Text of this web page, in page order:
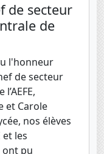
de secteur
de
l'honneur
de secteur
et Carole
nos élèves
et les
ont pu